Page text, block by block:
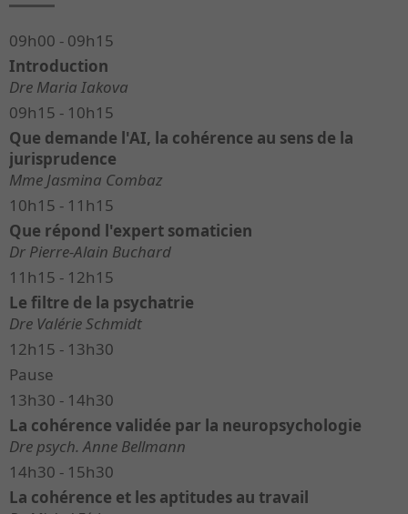
09h00 - 09h15
Introduction
Dre Maria Iakova
09h15 - 10h15
Que demande l'AI, la cohérence au sens de la
jurisprudence
Mme Jasmina Combaz
10h15 - 11h15
Que répond l'expert somaticien
Dr Pierre-Alain Buchard
11h15 - 12h15
Le filtre de la psychatrie
Dre Valérie Schmidt
12h15 - 13h30
Pause
13h30 - 14h30
La cohérence validée par la neuropsychologie
Dre psych. Anne Bellmann
14h30 - 15h30
La cohérence et les aptitudes au travail